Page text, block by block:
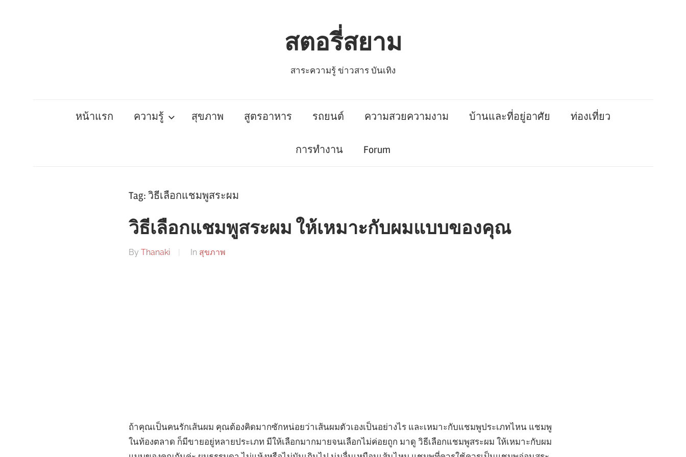
สตอรี่สยาม
สาระความรู้ ข่าวสาร บันเทิง
หน้าแรก ความรู้ สุขภาพ สูตรอาหาร รถยนต์ ความสวยความงาม บ้านและที่อยู่อาศัย ท่องเที่ยว
การทำงาน Forum
Tag: วิธีเลือกแชมพูสระผม
วิธีเลือกแชมพูสระผม ให้เหมาะกับผมแบบของคุณ
By Thanaki In สุขภาพ
ถ้าคุณเป็นคนรักเส้นผม คุณต้องคิดมากซักหน่อยว่าเส้นผมตัวเองเป็นอย่างไร และเหมาะกับแชมพูประเภทไหน แชมพู
ในท้องตลาด ก็มีขายอยู่หลายประเภท มีให้เลือกมากมายจนเลือกไม่ค่อยถูก มาดู วิธีเลือกแชมพูสระผม ให้เหมาะกับผม